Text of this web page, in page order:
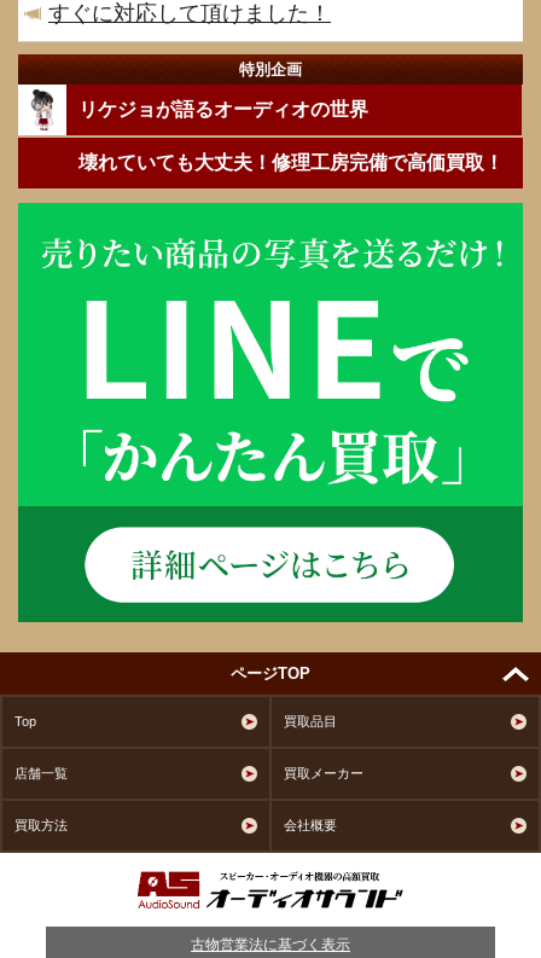
すぐに対応して頂けました！
特別企画
リケジョが語るオーディオの世界
壊れていても大丈夫！修理工房完備で高価買取！
ページTOP
Top 買取品目
店舗一覧 買取メーカー
買取方法 会社概要
古物営業法に基づく表示